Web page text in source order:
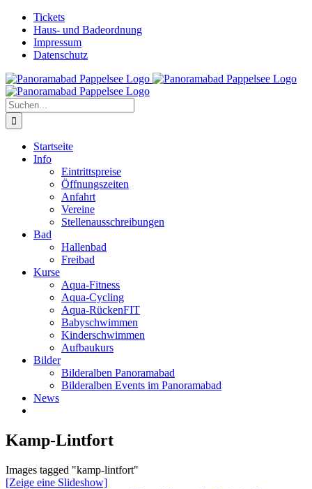
Zum
Inhalt
springen
FacebookTickets
Haus- und Badeordnung
Impressum
Datenschutz
Suche
nach:
Startseite
Info
Eintrittspreise
Öffnungszeiten
Anfahrt
Vereine
Stellenausschreibungen
Bad
Hallenbad
Freibad
Kurse
Aqua-Fitness
Aqua-Cycling
Aqua-RückenFIT
Babyschwimmen
Kinderschwimmen
Aufbaukurs
Bilder
Bilderalben Panoramabad
Bilderalben Events im Panoramabad
News
Kamp-Lintfort
Images tagged "kamp-lintfort"
[Zeige eine Slideshow]